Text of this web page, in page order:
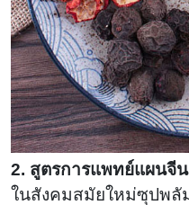
2. สูตรการแพทย์แผนจี
ในสังคมสมัยใหม่ซุปพลั